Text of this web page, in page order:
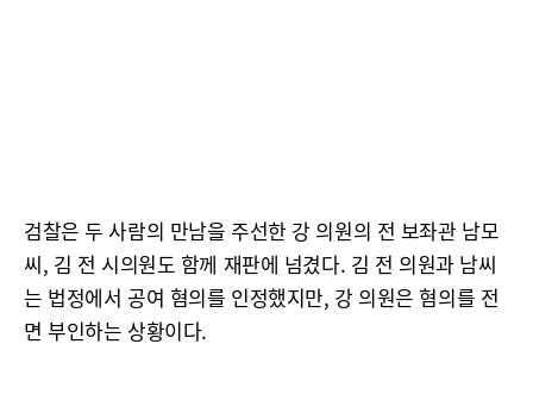
검찰은 두 사람의 만남을 주선한 강 의원의 전 보좌관 남모
씨, 김 전 시의원도 함께 재판에 넘겼다. 김 전 의원과 남씨
는 법정에서 공여 혐의를 인정했지만, 강 의원은 혐의를 전
면 부인하는 상황이다.